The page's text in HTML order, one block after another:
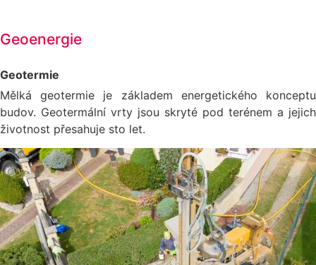
Geoenergie
Geotermie
Mělká geotermie je základem energetického konceptu
budov. Geotermální vrty jsou skryté pod terénem a jejich
životnost přesahuje sto let.